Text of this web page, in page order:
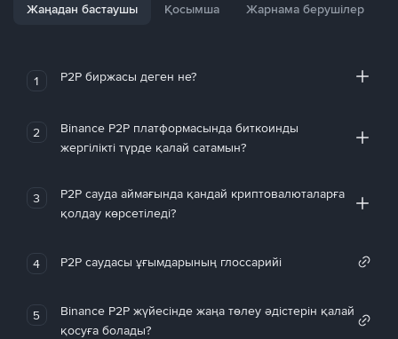
Жаңадан бастаушы Қосымша Жарнама берушілер
1 P2P биржасы деген не?
2
Binance P2P платформасында биткоинды
жергілікті түрде қалай сатамын?
3
P2P сауда аймағында қандай криптовалюталарға
қолдау көрсетіледі?
4 P2P саудасы ұғымдарының глоссарийі
5
Binance P2P жүйесінде жаңа төлеу әдістерін қалай
қосуға болады?